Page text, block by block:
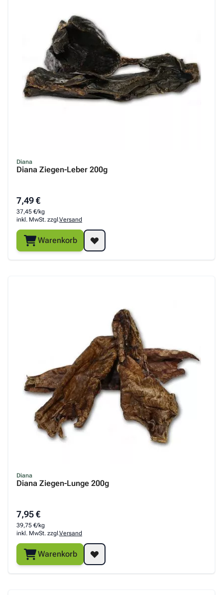
Diana
Diana Ziegen-Leber 200g
7,49 €
37,45 €/kg
inkl. MwSt. zzgl.Versand
Warenkorb
Diana
Diana Ziegen-Lunge 200g
7,95 €
39,75 €/kg
inkl. MwSt. zzgl.Versand
Warenkorb